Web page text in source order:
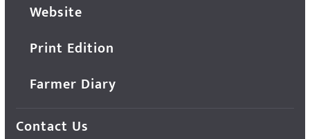
Website
Print Edition
Farmer Diary
Contact Us